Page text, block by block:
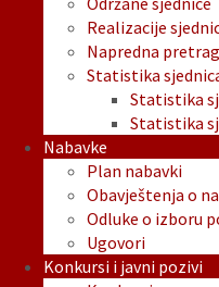
Realizacije
Napredna
Statistika
Statistika
Statistika
Nabavke
Plan nabavki
Obavještenja o
Odluke o izboru
Ugovori
Konkursi i javni pozivi